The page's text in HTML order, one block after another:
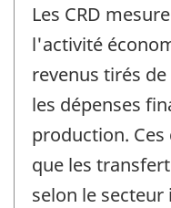
Les CRD
l'activité
revenus tirés
les dépenses
production.
que les
selon le